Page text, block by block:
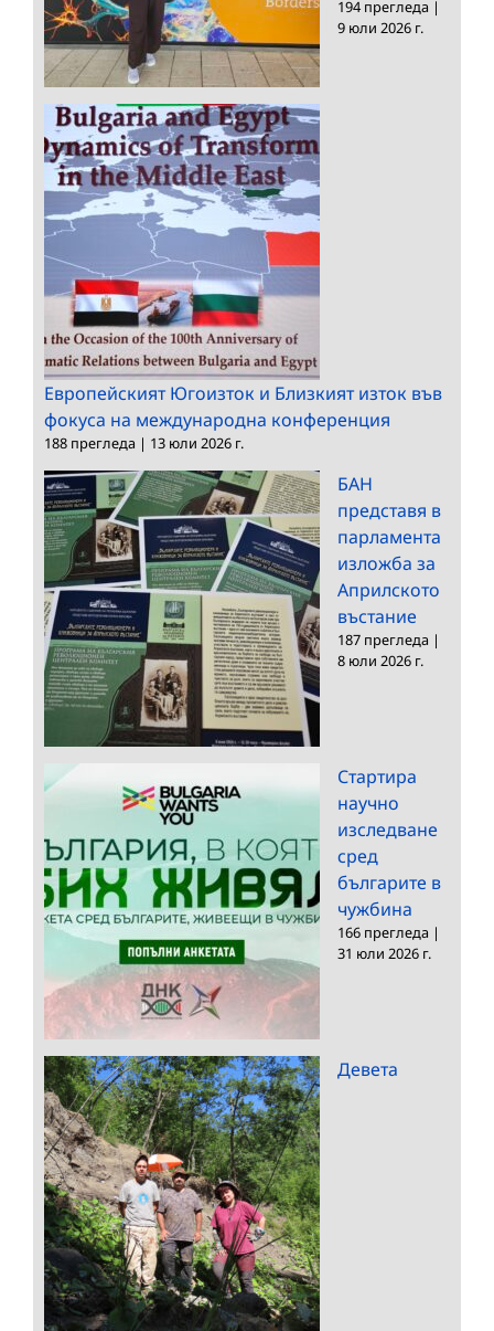
194 прегледа |
9 юли 2026 г.
Европейският Югоизток и Близкият изток във
фокуса на международна конференция
188 прегледа | 13 юли 2026 г.
БАН
представя в
парламента
изложба за
Априлското
въстание
187 прегледа |
8 юли 2026 г.
Стартира
научно
изследване
сред
българите в
чужбина
166 прегледа |
31 юли 2026 г.
Девета